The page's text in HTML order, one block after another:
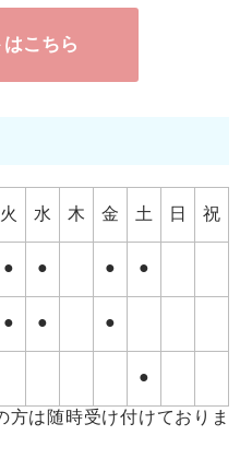
こちら
火 水 木 金 土 日 祝
● ● ● ●
● ● ●
●
は随時受け付けておりま